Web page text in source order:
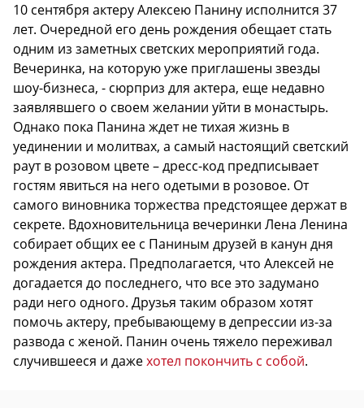
10 сентября актеру Алексею Панину исполнится 37
лет. Очередной его день рождения обещает стать
одним из заметных светских мероприятий года.
Вечеринка, на которую уже приглашены звезды
шоу-бизнеса, - сюрприз для актера, еще недавно
заявлявшего о своем желании уйти в монастырь.
Однако пока Панина ждет не тихая жизнь в
уединении и молитвах, а самый настоящий светский
раут в розовом цвете – дресс-код предписывает
гостям явиться на него одетыми в розовое. От
самого виновника торжества предстоящее держат в
секрете. Вдохновительница вечеринки Лена Ленина
собирает общих ее с Паниным друзей в канун дня
рождения актера. Предполагается, что Алексей не
догадается до последнего, что все это задумано
ради него одного. Друзья таким образом хотят
помочь актеру, пребывающему в депрессии из-за
развода с женой. Панин очень тяжело переживал
случившееся и дажехотел покончить с собой.